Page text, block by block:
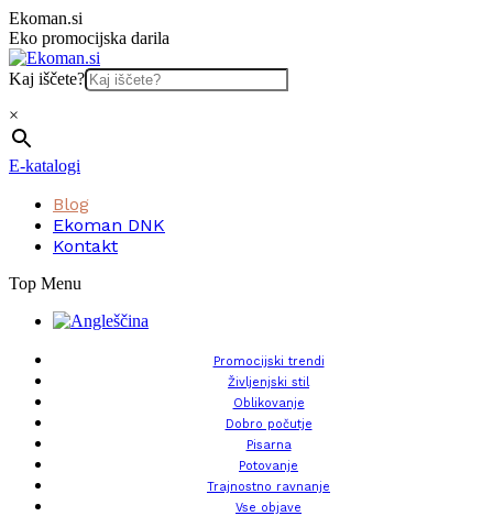
Skip
to
content
Ekoman.si
Eko promocijska darila
Kaj iščete?
×
E-katalogi
Blog
Ekoman DNK
Kontakt
Top Menu
Promocijski trendi
Življenjski stil
Oblikovanje
Dobro počutje
Pisarna
Potovanje
Trajnostno ravnanje
Vse objave